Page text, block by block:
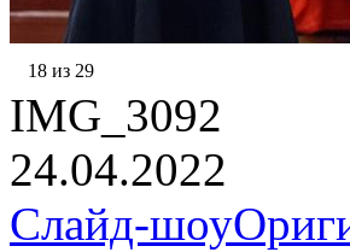
18 из 29
IMG_3092
24.04.2022
Слайд-шоу